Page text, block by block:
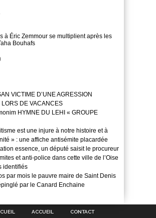
à Éric Zemmour se multiplient après les
Bouhafs
VICTIME D’UNE AGRESSION
DE VACANCES
HYMNE DU LEHI « GROUPE
est une injure à notre histoire et à
» : une affiche antisémite placardée
essence, un député saisit le procureur
et anti-police dans cette ville de l’Oise
identifiés
par mois le pauvre maire de Saint Denis
par le Canard Enchaine
ACCUEIL CONTACT